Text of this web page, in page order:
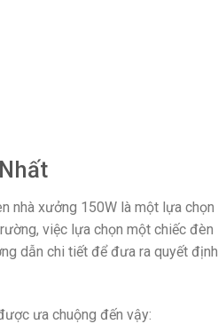
nhà xưởng 150W là một lựa chọn
việc lựa chọn một chiếc đèn
dẫn chi tiết để đưa ra quyết định
ưa chuộng đến vậy: